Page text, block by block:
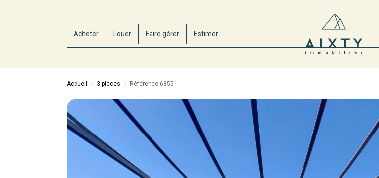
Acheter Louer Faire gérer Estimer
Accueil 3 pièces Référence 6855